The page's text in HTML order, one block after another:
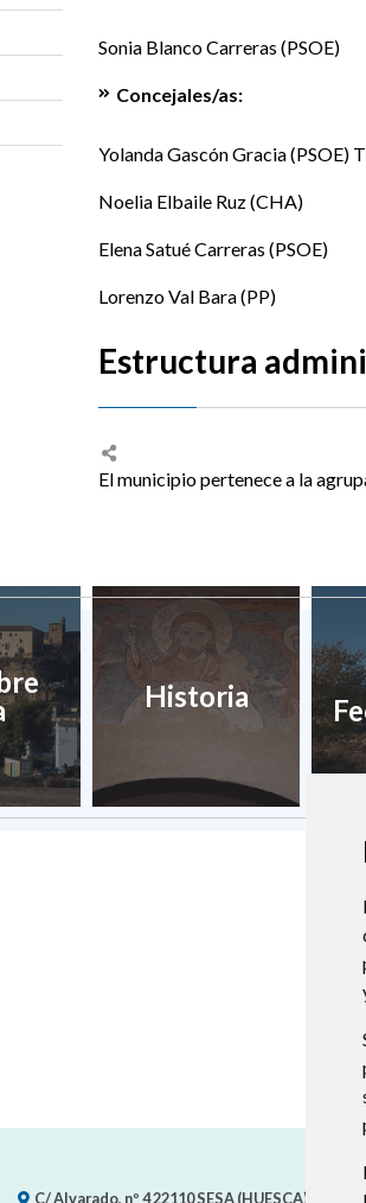
Sonia Blanco Carreras (PSOE)
Concejales/as:
Yolanda Gascón Gracia (PSOE)
Noelia Elbaile Ruz (CHA)
Elena Satué Carreras (PSOE)
Lorenzo Val Bara (PP)
Estructura
El municipio pertenece a la
Historia
C/ Alvarado, nº 422110SESA (HUESCA) -